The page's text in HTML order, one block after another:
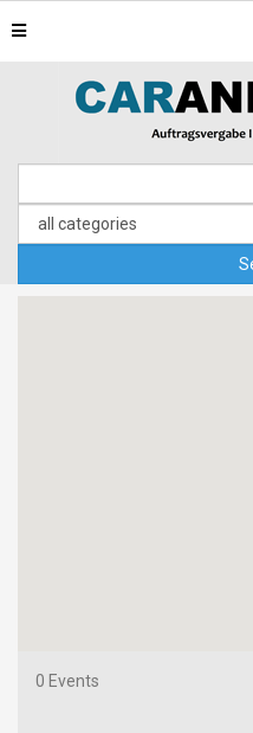
Toggle
navigation
0 Events